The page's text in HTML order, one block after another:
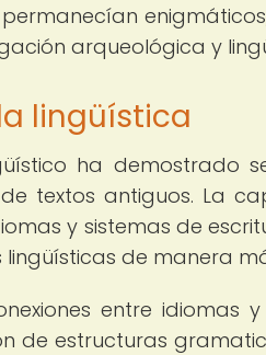
arqueológica y
lingüística
ha demostrado
textos antiguos. La
y sistemas de
de manera
entre idiomas
estructuras